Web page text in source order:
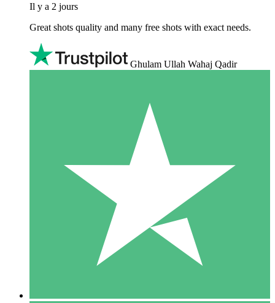
Il y a 2 jours
Great shots quality and many free shots with exact needs.
Ghulam Ullah Wahaj Qadir